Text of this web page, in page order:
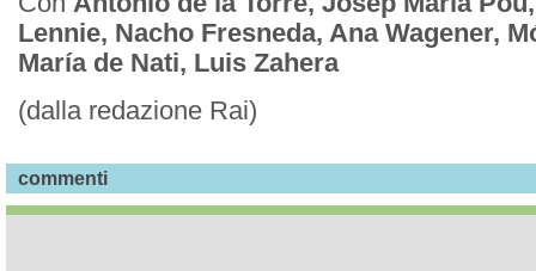
Lennie, Nacho Fresneda, Ana Wagener,
María de Nati, Luis Zahera
(dalla redazione Rai)
commenti